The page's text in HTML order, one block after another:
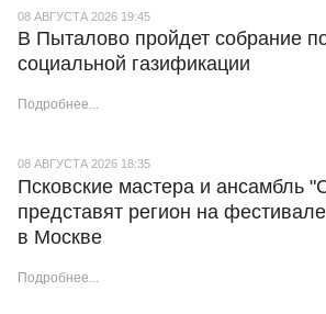
08 АВГУСТА 2026 19:45
В Пыталово пройдет собрание
социальной газификации
Подробнее...
08 АВГУСТА 2026 18:35
Псковские мастера и ансамбль
представят регион на
в Москве
Подробнее...